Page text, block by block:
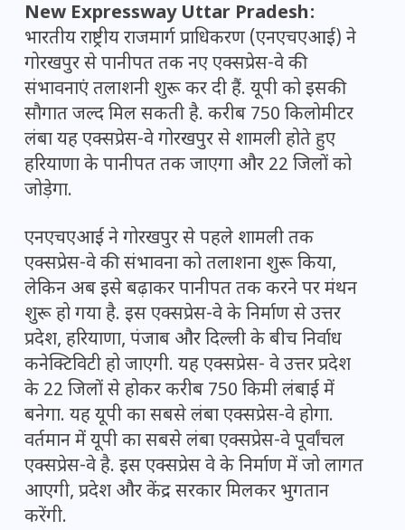
New Expressway Uttar Pradesh:
भारतीय राष्ट्रीय राजमार्ग प्राधिकरण (एनएचएआई) ने
गोरखपुर से पानीपत तक नए एक्सप्रेस-वे की
संभावनाएं तलाशनी शुरू कर दी हैं. यूपी को इसकी
सौगात जल्द मिल सकती है. करीब 750 किलोमीटर
लंबा यह एक्सप्रेस-वे गोरखपुर से शामली होते हुए
हरियाणा के पानीपत तक जाएगा और 22 जिलों को
जोड़ेगा.
एनएचएआई ने गोरखपुर से पहले शामली तक
एक्सप्रेस-वे की संभावना को तलाशना शुरू किया,
लेकिन अब इसे बढ़ाकर पानीपत तक करने पर मंथन
शुरू हो गया है. इस एक्सप्रेस-वे के निर्माण से उत्तर
प्रदेश, हरियाणा, पंजाब और दिल्ली के बीच निर्वाध
कनेक्टिविटी हो जाएगी. यह एक्सप्रेस- वे उत्तर प्रदेश
के 22 जिलों से होकर करीब 750 किमी लंबाई में
बनेगा. यह यूपी का सबसे लंबा एक्सप्रेस-वे होगा.
वर्तमान में यूपी का सबसे लंबा एक्सप्रेस-वे पूर्वांचल
एक्सप्रेस-वे है. इस एक्सप्रेस वे के निर्माण में जो लागत
आएगी, प्रदेश और केंद्र सरकार मिलकर भुगतान
करेंगी.